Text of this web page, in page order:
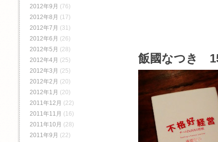
飯國なつき
2012年9月 (76)
2012年8月 (17)
2012年7月 (31)
2012年6月 (26)
2012年5月 (28)
2012年4月 (25)
2012年3月 (25)
2012年2月 (20)
2012年1月 (20)
2011年12月 (22)
2011年11月 (16)
2011年10月 (28)
2011年9月 (22)